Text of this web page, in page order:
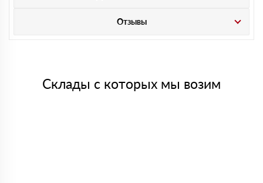
Отзывы
Склады с которых мы возим